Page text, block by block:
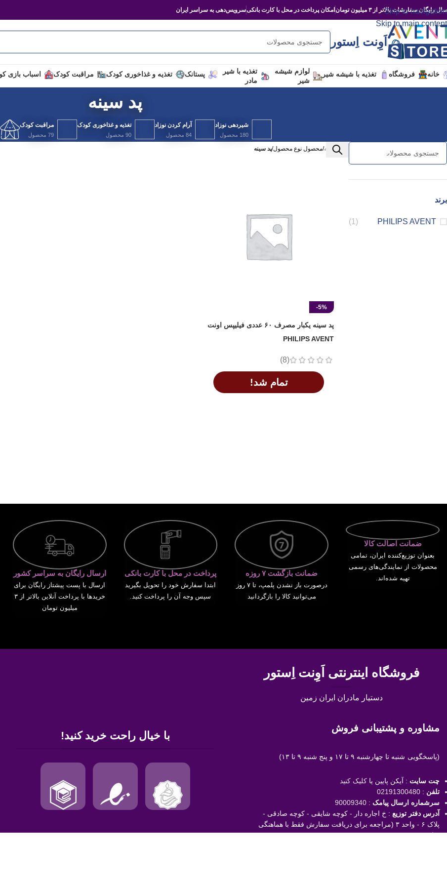
Skip to navigation
Skip to main content
رایگان سفارشات بالاتر از ۳ میلیون تومان امکان پرداخت در محل با کارت بانکیسرویس‌دهی به سراسر ایران
اَوِنت اِستور
خانه فروشگاه تغذیه با شیشه شیر
لوازم شیشه
شیر
تغذیه با شیر
مادر
پستانک تغذیه و غذاخوری کودک مراقبت کودک اسباب بازی
پد سینه
شیردهی نوزاد
180 محصول
آرام کردن نوزاد
84 محصول
تغذیه و غذاخوری کودک
90 محصول
مراقبت کودک
79 محصول
برند
PHILIPS AVENT
(1)
خانه/محصول نوع محصول/پد سینه
-5%
پد سینه یکبار مصرف ۶۰ عددی فیلیپس اونت
PHILIPS AVENT
(8)
تمام شد!
ضمانت اصالت کالا
بعنوان توزیع‌کننده ایران، تمامی
محصولات از نمایندگی‌های رسمی
تهیه شده‌اند.
ضمانت بازگشت ۷ روزه
درصورت باز نشدن پلمپ، تا ۷ روز
می‌توانید کالا را بازگردانید
پرداخت در محل با کارت بانکی
ابتدا سفارش خود را تحویل بگیرید
سپس وجه آن را پرداخت کنید.
ارسال رایگان به سراسر کشور
ارسال با پست پیشتاز رایگان برای
خریدها با پرداخت آنلاین بالاتر از ۳
میلیون تومان
فروشگاه اینترنتی اَوِنت اِستور
دستیار مادران ایران زمین
مشاوره و پشتیبانی فروش
(پاسخگویی شنبه تا چهارشنبه ۹ تا ۱۷ و پنج شنبه ۹ تا ۱۳)
چت سایت : آیکن پایین یا کلیک کنید
تلفن :
02191300480
سرشماره ارسال پیامک :
90009340
آدرس دفتر توزیع : خ اجاره دار - کوچه شایقی - کوچه صادقی -
پلاک ۶ - واحد ۳ (مراجعه برای دریافت سفارش فقط با هماهنگی
قبلی)
با خیال راحت خرید کنید!